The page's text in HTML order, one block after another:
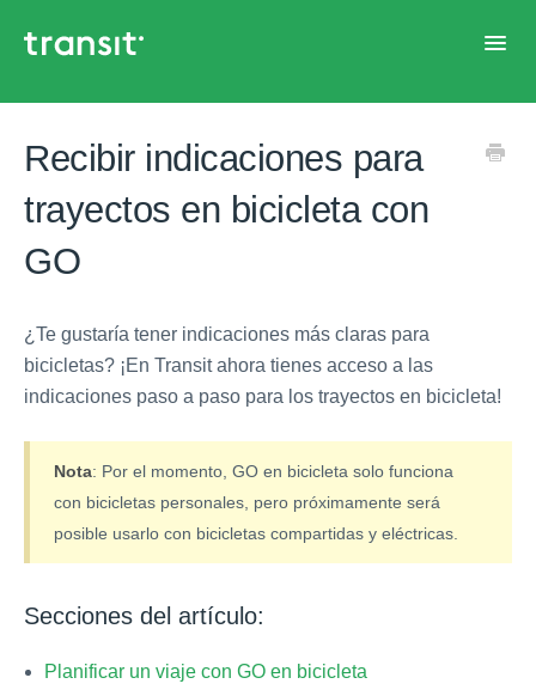
Recibir indicaciones para
trayectos en bicicleta con
GO
¿Te gustaría tener indicaciones más claras para
bicicletas? ¡En Transit ahora tienes acceso a las
indicaciones paso a paso para los trayectos en bicicleta!
Nota: Por el momento, GO en bicicleta solo funciona
con bicicletas personales, pero próximamente será
posible usarlo con bicicletas compartidas y eléctricas.
Secciones del artículo:
Planificar un viaje con GO en bicicleta